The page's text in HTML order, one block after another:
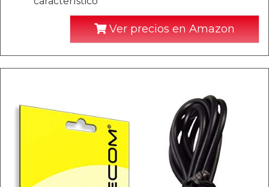
Ver precios en Amazon